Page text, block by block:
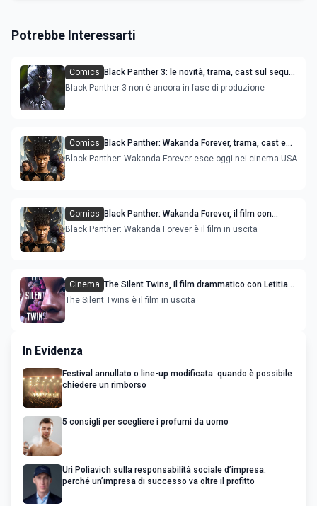
Potrebbe Interessarti
Comics
Black Panther 3: le novità, trama, cast sul sequel
del film
Black Panther 3 non è ancora in fase di produzione
Comics
Black Panther: Wakanda Forever, trama, cast e
recensioni del film con Letitia Wright
Black Panther: Wakanda Forever esce oggi nei cinema USA
Comics
Black Panther: Wakanda Forever, il film con
Letitia Wright e Lupita Nyong'o: immagini dal set
Black Panther: Wakanda Forever è il film in uscita
Cinema The Silent Twins, il film drammatico con Letitia
Wright e Tamara Lawrance: immagini dal set
The Silent Twins è il film in uscita
In Evidenza
Festival annullato o line-up modificata: quando è possibile
chiedere un rimborso
5 consigli per scegliere i profumi da uomo
Uri Poliavich sulla responsabilità sociale d’impresa:
perché un’impresa di successo va oltre il profitto